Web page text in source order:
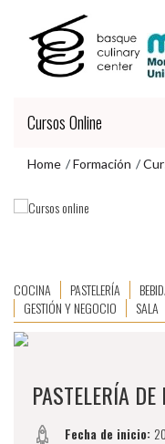
contenido
principal
navegación
Cursos Online
Home Formación
LAS
COCINA PASTELERÍA
GESTIÓN Y NEGOCIO
SALA
PASTELERÍA
Fecha de inicio: